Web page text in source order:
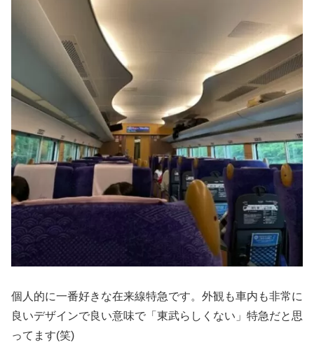
個人的に一番好きな在来線特急です。外観も車内も非常に
良いデザインで良い意味で「東武らしくない」特急だと思
ってます(笑)